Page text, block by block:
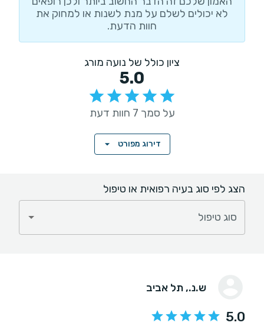
לא יכולים לשלם על מנת לשנות או למחוק את
חוות הדעת.
ציון כולל של נועה מורג
5.0
על סמך 7 חוות דעת
דירוג מפורט
הצג לפי סוג בעיה רפואית או טיפול
סוג טיפול
ש.נ., תל אביב
5.0